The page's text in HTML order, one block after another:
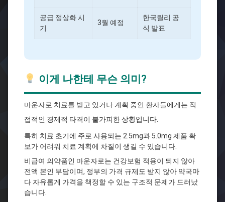
공급 정상화 시
기
3월 예정
한국릴리 공
식 발표
이게 나한테 무슨 의미?
마운자로 치료를 받고 있거나 계획 중인 환자들에게는 직
접적인 경제적 타격이 불가피한 상황입니다.
특히 치료 초기에 주로 사용되는 2.5mg과 5.0mg 제품 확
보가 어려워 치료 계획에 차질이 생길 수 있습니다.
비급여 의약품인 마운자로는 건강보험 적용이 되지 않아
전액 본인 부담이며, 정부의 가격 규제도 받지 않아 약국마
다 자유롭게 가격을 책정할 수 있는 구조적 문제가 드러났
습니다.